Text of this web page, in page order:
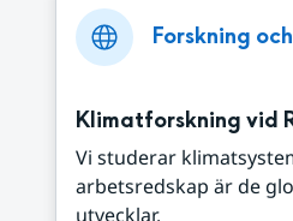
Forskning
Klimatforskning vid
Vi studerar
arbetsredskap är de
utvecklar.